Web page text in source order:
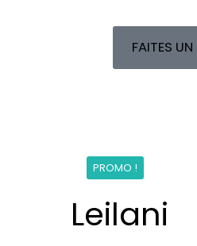
FAITES
PROMO !
Leilani